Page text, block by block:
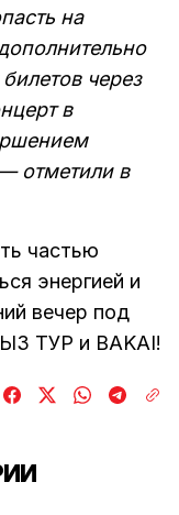
на
через
в
отметили в
частью
энергией и
вечер под
ТУР и BAKAI!